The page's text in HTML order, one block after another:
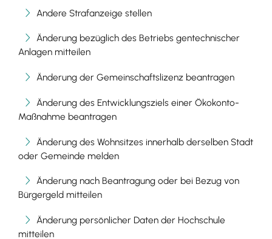
Andere Strafanzeige stellen
Änderung bezüglich des Betriebs gentechnischer
Anlagen mitteilen
Änderung der Gemeinschaftslizenz beantragen
Änderung des Entwicklungsziels einer Ökokonto-
Maßnahme beantragen
Änderung des Wohnsitzes innerhalb derselben Stadt
oder Gemeinde melden
Änderung nach Beantragung oder bei Bezug von
Bürgergeld mitteilen
Änderung persönlicher Daten der Hochschule
mitteilen